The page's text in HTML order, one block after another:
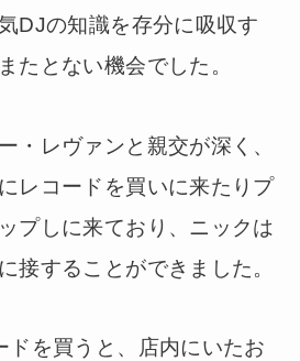
DJの知識を存分に吸収す
たとない機会でした。
・レヴァンと親交が深く、
レコードを買いに来たりプ
プしに来ており、ニックは
接することができました。
ドを買うと、店内にいたお